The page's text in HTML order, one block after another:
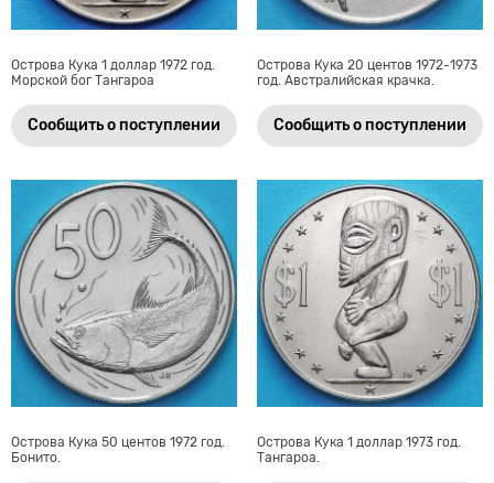
Острова Кука 1 доллар 1972 год.
Морской бог Тангароа
Сообщить о поступлении
Острова Кука 20 центов 1972-1973
год. Австралийская крачка.
Сообщить о поступлении
Острова Кука 50 центов 1972 год.
Бонито.
Острова Кука 1 доллар 1973 год.
Тангароа.